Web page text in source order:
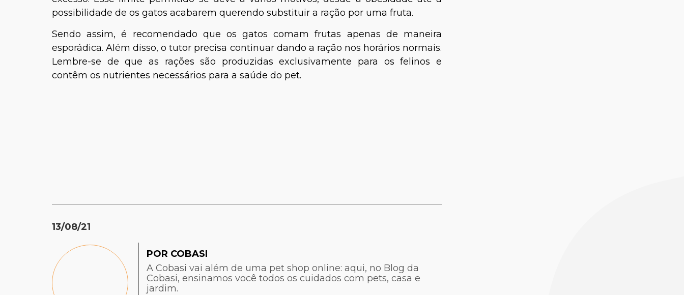
possibilidade de os gatos acabarem querendo substituir a ração por uma fruta.
Sendo assim, é recomendado que os gatos comam frutas apenas de maneira
esporádica. Além disso, o tutor precisa continuar dando a ração nos horários normais.
Lembre-se de que as rações são produzidas exclusivamente para os felinos e
contêm os nutrientes necessários para a saúde do pet.
13/08/21
POR COBASI
A Cobasi vai além de uma pet shop online: aqui, no Blog da
Cobasi, ensinamos você todos os cuidados com pets, casa e
jardim.